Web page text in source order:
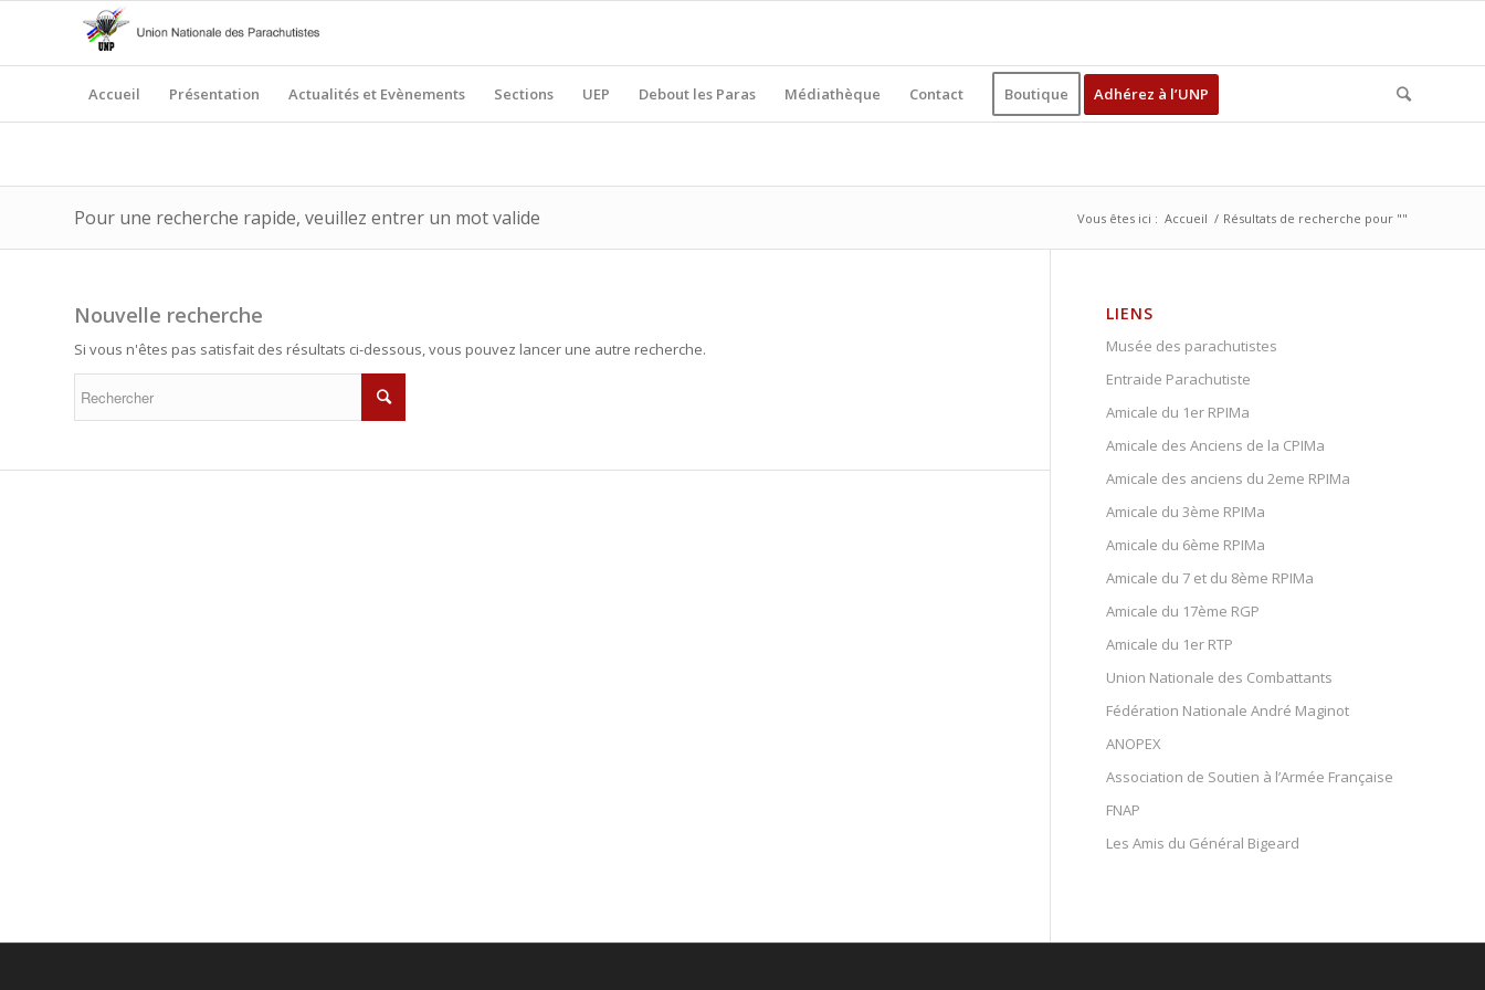
Accueil Présentation Actualités et Evènements Sections UEP Debout les Paras Médiathèque Contact Boutique Adhérez à l’UNP
Pour une recherche rapide, veuillez entrer un mot valide Vous êtes ici : Accueil / Résultats de recherche pour ""
Nouvelle recherche
Si vous n'êtes pas satisfait des résultats ci-dessous, vous pouvez lancer une autre recherche.
LIENS
Musée des parachutistes
Entraide Parachutiste
Amicale du 1er RPIMa
Amicale des Anciens de la CPIMa
Amicale des anciens du 2eme RPIMa
Amicale du 3ème RPIMa
Amicale du 6ème RPIMa
Amicale du 7 et du 8ème RPIMa
Amicale du 17ème RGP
Amicale du 1er RTP
Union Nationale des Combattants
Fédération Nationale André Maginot
ANOPEX
Association de Soutien à l’Armée Française
FNAP
Les Amis du Général Bigeard